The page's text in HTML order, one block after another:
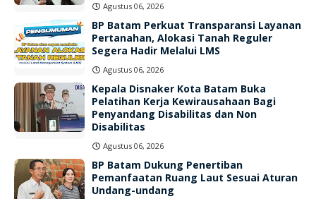
Agustus 06, 2026
BP Batam Perkuat Transparansi Layanan
Pertanahan, Alokasi Tanah Reguler
Segera Hadir Melalui LMS
Agustus 06, 2026
Kepala Disnaker Kota Batam Buka
Pelatihan Kerja Kewirausahaan Bagi
Penyandang Disabilitas dan Non
Disabilitas
Agustus 06, 2026
BP Batam Dukung Penertiban
Pemanfaatan Ruang Laut Sesuai Aturan
Undang-undang